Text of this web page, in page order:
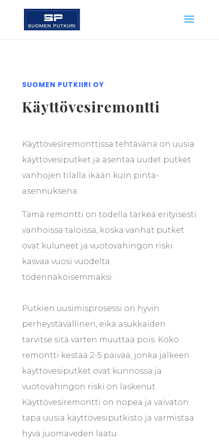
SUOMEN PUTKIIRI OY
Käyttövesiremontti
Käyttövesiremonttissa tehtävänä on uusia
käyttövesiputket ja asentaa uudet putket
vanhojen tilalla ikään kuin pinta-
asennuksena.
Tämä remontti on todella tärkeä erityisesti
vanhoissa taloissa, koska vanhat putket
ovat kuluneet ja vuotovahingon riski
kasvaa vuosi vuodelta
todennäköisemmäksi.
Putkien uusimisprosessi on hyvin
perheystävällinen, eikä asukkaiden
tarvitse sitä varten muuttaa pois. Koko
remontti kestää 2-5 päivää, jonka jälkeen
käyttövesiputket ovat kunnossa ja
vuotovahingon riski on laskenut.
Käyttövesiremontti on nopea ja vaivaton
tapa uusia käyttövesiputkisto ja varmistaa
hyvä juomaveden laatu.